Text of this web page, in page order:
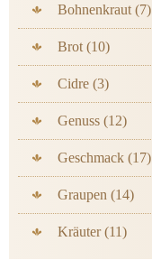
Bohnenkraut (7)
Brot (10)
Cidre (3)
Genuss (12)
Geschmack (17)
Graupen (14)
Kräuter (11)